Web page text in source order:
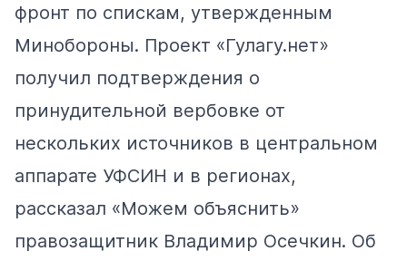
фронт по спискам, утвержденным
Минобороны. Проект «Гулагу.нет»
получил подтверждения о
принудительной вербовке от
нескольких источников в центральном
аппарате УФСИН и в регионах,
рассказал «Можем объяснить»
правозащитник Владимир Осечкин. Об